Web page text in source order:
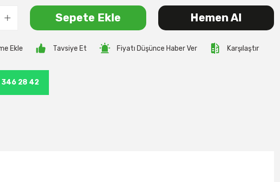
Sepete Ekle Hemen Al
Tavsiye Et Fiyatı Düşünce Haber Ver Karşılaştır
346 28 42